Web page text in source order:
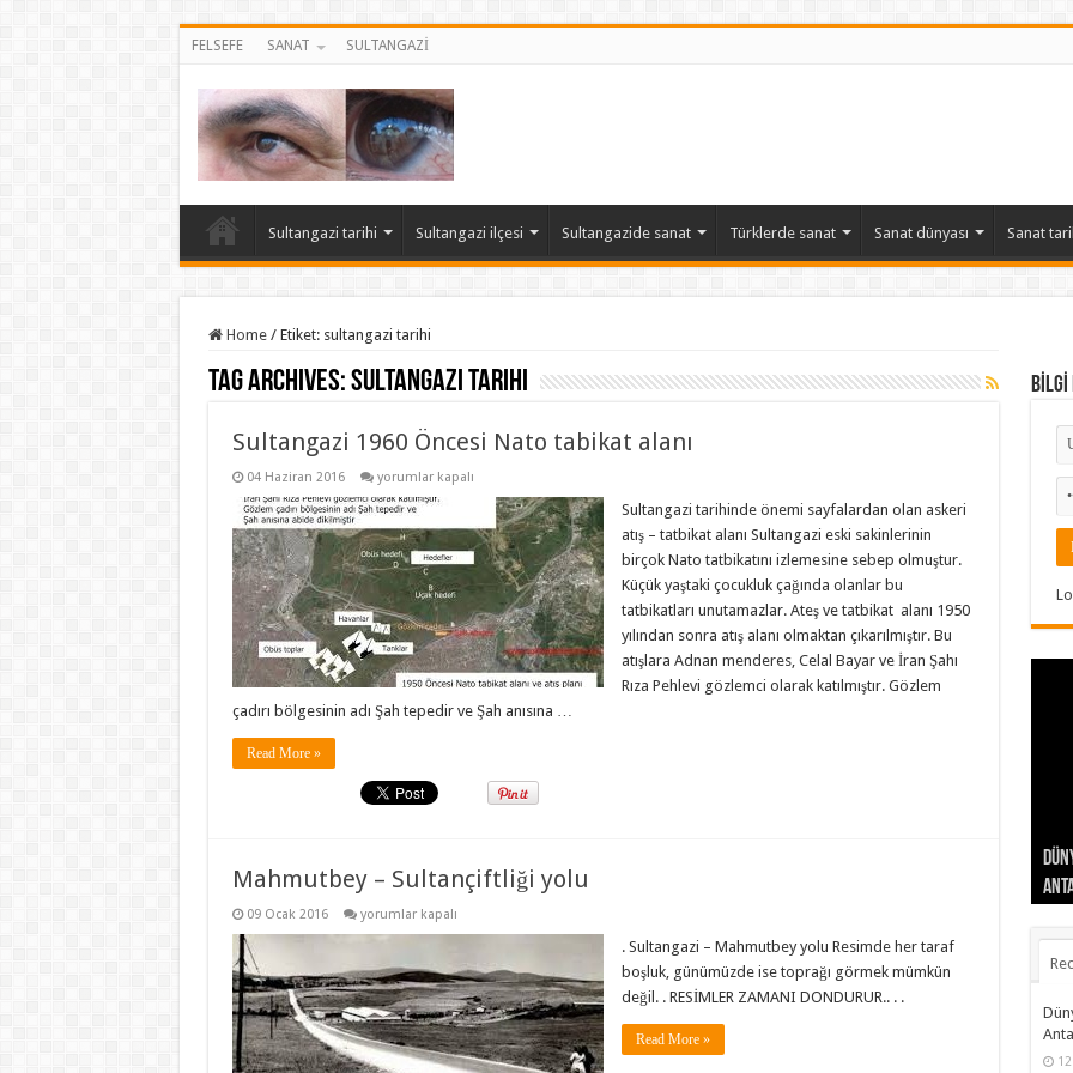
FELSEFE SANAT SULTANGAZİ
Sultangazi tarihi Sultangazi ilçesi Sultangazide sanat Türklerde sanat Sanat dünyası Sanat
Home / Etiket: sultangazi tarihi
Tag Archives:sultangazi tarihi
Sultangazi 1960 Öncesi Nato tabikat alanı
04 Haziran 2016
Sultangazi
Öncesi
tabikat
alanı
için
yorumlar kapalı
Sultangazi tarihinde önemi sayfalardan olan askeri
atış – tatbikat alanı Sultangazi eski sakinlerinin
birçok Nato tatbikatını izlemesine sebep olmuştur.
Küçük yaştaki çocukluk çağında olanlar bu
tatbikatları unutamazlar. Ateş ve tatbikat alanı 1950
yılından sonra atış alanı olmaktan çıkarılmıştır. Bu
atışlara Adnan menderes, Celal Bayar ve İran Şahı
Rıza Pehlevi gözlemci olarak katılmıştır. Gözlem
çadırı bölgesinin adı Şah tepedir ve Şah anısına …
Read More »
Mahmutbey – Sultançiftliği yolu
09 Ocak 2016
Mahmutbey
için
yorumlar kapalı
. Sultangazi – Mahmutbey yolu Resimde her taraf
boşluk, günümüzde ise toprağı görmek mümkün
değil. . RESİMLER ZAMANI DONDURUR.. . .
Read More »
BİLGİ